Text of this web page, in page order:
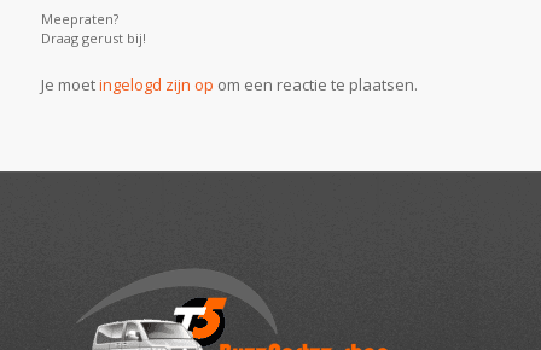
Meepraten?
Draag gerust bij!
Je moetingelogd zijn op om een reactie te plaatsen.